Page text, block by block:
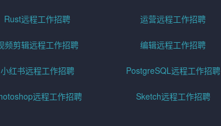
Rust远程工作招聘 运营远程工作招聘
频剪辑远程工作招聘 编辑远程工作招聘
小红书远程工作招聘 PostgreSQL远程工作招聘
远程工作招聘 Sketch远程工作招聘